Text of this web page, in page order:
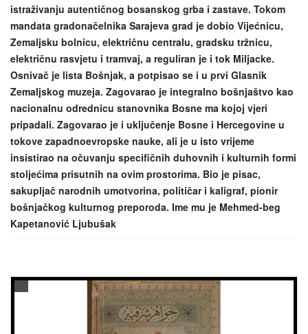
o
n
istraživanju autentičnog bosanskog grba i zastave. Tokom
mandata gradonačelnika Sarajeva grad je dobio Vijećnicu,
Zemaljsku bolnicu, električnu centralu, gradsku tržnicu,
električnu rasvjetu i tramvaj, a reguliran je i tok Miljacke.
Osnivač je lista Bošnjak, a potpisao se i u prvi Glasnik
Zemaljskog muzeja. Zagovarao je integralno bošnjaštvo kao
nacionalnu odrednicu stanovnika Bosne ma kojoj vjeri
pripadali. Zagovarao je i uključenje Bosne i Hercegovine u
tokove zapadnoevropske nauke, ali je u isto vrijeme
insistirao na očuvanju specifičnih duhovnih i kulturnih formi
stoljećima prisutnih na ovim prostorima. Bio je pisac,
sakupljač narodnih umotvorina, političar i kaligraf, pionir
bošnjačkog kulturnog preporoda. Ime mu je Mehmed-beg
Kapetanović Ljubušak